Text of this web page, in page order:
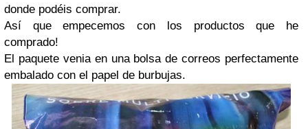
donde podéis comprar.
Así que empecemos con los productos que he
comprado!
El paquete venia en una bolsa de correos perfectamente
embalado con el papel de burbujas.